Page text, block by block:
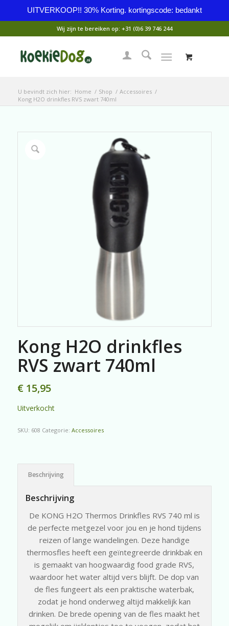
UITVERKOOP!! 30% Korting. kortingscode: bedankt
Wij zijn te bereiken op: +31 (0)6 39 746 244
U bevindt zich hier: Home / Shop / Accessoires /
Kong H2O drinkfles RVS zwart 740ml
Kong H2O drinkfles
RVS zwart 740ml
€15,95
Uitverkocht
SKU: 608 Categorie: Accessoires
Beschrijving
Beschrijving
De KONG H2O Thermos Drinkfles RVS 740 ml is
de perfecte metgezel voor jou en je hond tijdens
reizen of lange wandelingen. Deze handige
thermosfles heeft een geïntegreerde drinkbak en
is gemaakt van hoogwaardig food grade RVS,
waardoor het water altijd vers blijft. De dop van
de fles fungeert als een praktische waterbak,
zodat je hond onderweg altijd makkelijk kan
drinken. De brede opening van de fles maakt het